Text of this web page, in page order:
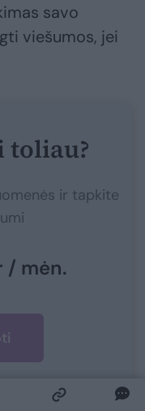
savo
viešumos, jei
toliau?
ir tapkite
/ mėn.